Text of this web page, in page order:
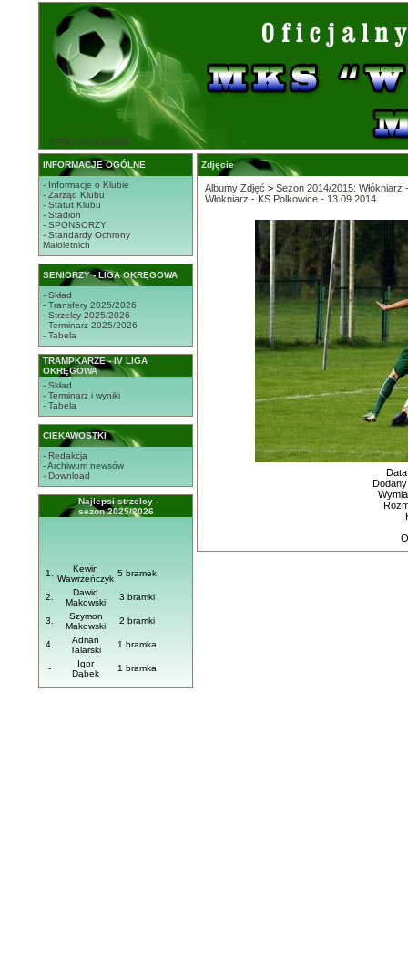
STRONA GŁÓWNA
INFORMACJE OGÓLNE
- Informacje o Klubie
- Zarząd Klubu
- Statut Klubu
- Stadion
- SPONSORZY
- Standardy Ochrony
Małoletnich
SENIORZY - LIGA OKRĘGOWA
- Skład
- Transfery 2025/2026
- Strzelcy 2025/2026
- Terminarz 2025/2026
- Tabela
TRAMPKARZE - IV LIGA
OKRĘGOWA
- Skład
- Terminarz i wyniki
- Tabela
CIEKAWOSTKI
- Redakcja
- Archiwum newsów
- Download
- Najlepsi strzelcy -
sezon 2025/2026
1.
Kewin
Wawrzeńczyk
5 bramek
2.
Dawid
Makowski
3 bramki
3.
Szymon
Makowski
2 bramki
4.
Adrian
Talarski
1 bramka
-
Igor
Dąbek
1 bramka
Zdjęcie
Albumy Zdjęć > Sezon 2014/2015:
Włókniarz - KS Polkowice - 13.09.2014